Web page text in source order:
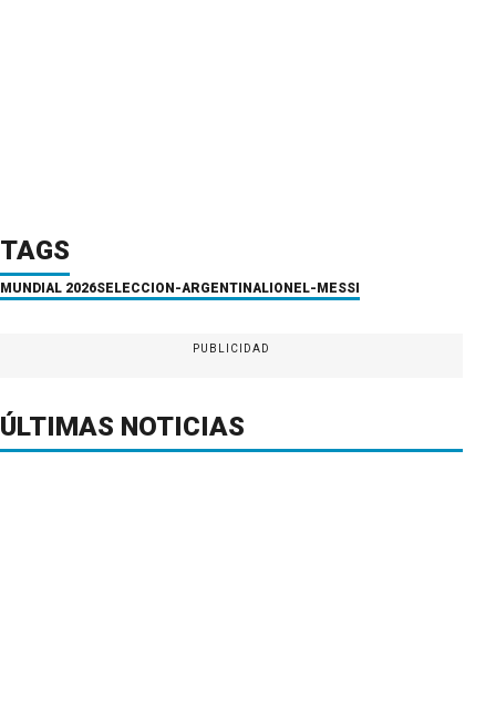
TAGS
MUNDIAL 2026SELECCION-ARGENTINA LIONEL-MESSI
PUBLICIDAD
ÚLTIMAS NOTICIAS